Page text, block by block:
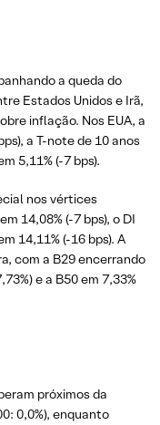
a queda do
Estados Unidos e Irã,
inflação. Nos EUA, a
a T-note de 10 anos
5,11% (-7 bps).
nos vértices
14,08% (-7 bps), o DI
14,11% (-16 bps). A
com a B29 encerrando
e a B50 em 7,33%
próximos da
0,0%), enquanto